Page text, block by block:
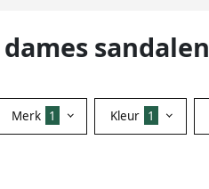
sandalen
Merk 1 Kleur 1